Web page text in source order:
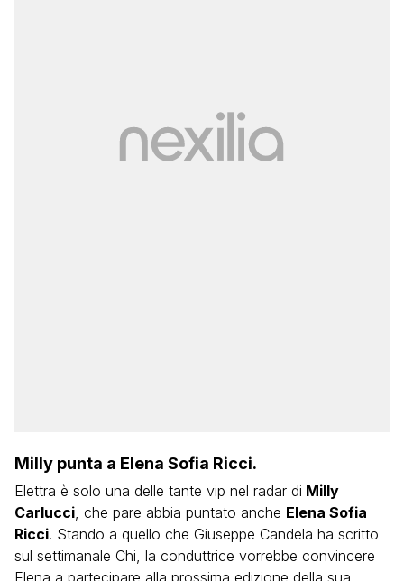
Milly punta a Elena Sofia Ricci.
Elettra è solo una delle tante vip nel radar di Milly
Carlucci, che pare abbia puntato anche Elena Sofia
Ricci. Stando a quello che Giuseppe Candela ha scritto
sul settimanale Chi, la conduttrice vorrebbe convincere
Elena a partecipare alla prossima edizione della sua